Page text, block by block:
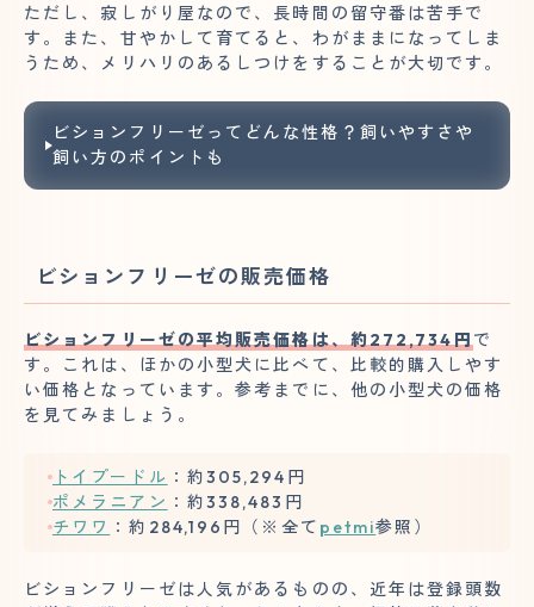
ただし、寂しがり屋なので、長時間の留守番は苦手で
す。また、甘やかして育てると、わがままになってしま
うため、メリハリのあるしつけをすることが大切です。
ビションフリーゼってどんな性格？飼いやすさや
飼い方のポイントも
ビションフリーゼの販売価格
ビションフリーゼの平均販売価格は、約272,734円 で
す。これは、ほかの小型犬に比べて、比較的購入しやす
い価格となっています。参考までに、他の小型犬の価格
を見てみましょう。
トイプードル ：約305,294円
ポメラニアン ：約338,483円
チワワ ：約284,196円（※全て petmi参照）
ビションフリーゼは人気があるものの、近年は登録頭数